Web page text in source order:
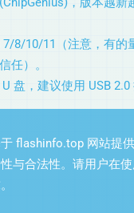
8/10/11（注意，有的
任）。
U 盘，建议使用 USB 2.0
于 flashinfo.top 网站提
与合法性。请用户在